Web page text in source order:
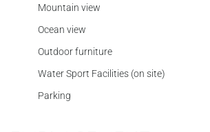
Mountain view
Ocean view
Outdoor furniture
Water Sport Facilities (on site)
Parking